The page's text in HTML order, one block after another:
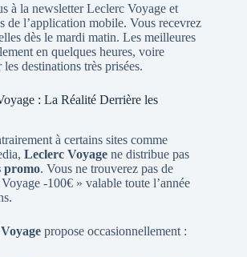
à la newsletter Leclerc Voyage et
de l’application mobile. Vous recevrez
dès le mardi matin. Les meilleures
en quelques heures, voire
destinations très prisées.
: La Réalité Derrière les
à certains sites comme
Leclerc Voyage ne distribue pas
promo. Vous ne trouverez pas de
-100€ » valable toute l’année
propose occasionnellement :